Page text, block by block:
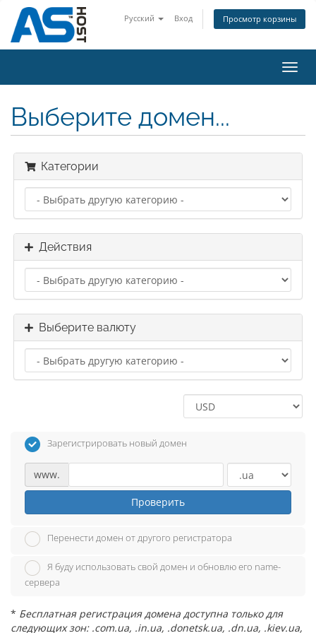
Русский Вход Просмотр корзины
Выберите домен...
Категории
Действия
Выберите валюту
Зарегистрировать новый домен
www.
Проверить
Перенести домен от другого регистратора
Я буду использовать свой домен и обновлю его name-
сервера
* Бесплатная регистрация домена доступна только для
следующих зон: .com.ua, .in.ua, .donetsk.ua, .dn.ua, .kiev.ua,